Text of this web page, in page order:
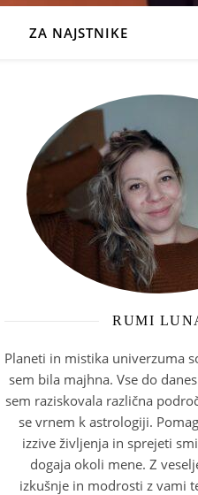
ZA NAJSTNIKE
RUMI
Planeti in mistika univerzuma
sem bila majhna. Vse do
sem raziskovala različna
se vrnem k astrologiji.
izzive življenja in sprejeti
dogaja okoli mene. Z
izkušnje in modrosti z vami